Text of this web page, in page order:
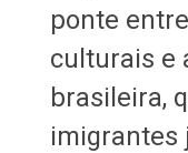
ponte
culturais e
brasileira,
imigrantes